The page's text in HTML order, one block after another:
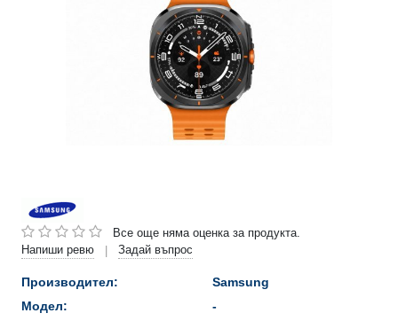
Все още няма оценка за продукта.
Напиши ревю
| Задай въпрос
Производител:
Samsung
Модел:
-